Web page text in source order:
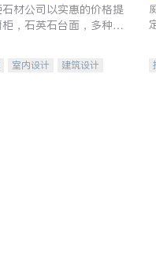
材公司以实惠的价格提
，石英石台面，多种优
房，家的选择。
室内设计
建筑设计